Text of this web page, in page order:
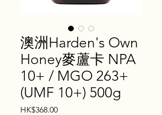
澳洲Harden's Own
Honey麥蘆卡 NPA
10+ / MGO 263+
(UMF 10+) 500g
HK$368.00價